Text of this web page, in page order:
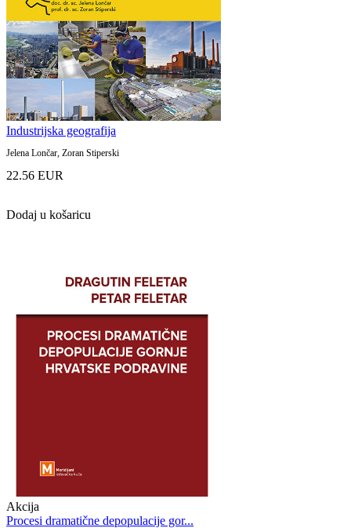
Industrijska geografija
Jelena Lončar, Zoran Stiperski
22.56 EUR
Dodaj u košaricu
Akcija
Procesi dramatične depopulacije gor...